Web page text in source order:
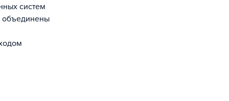
систем
объединены